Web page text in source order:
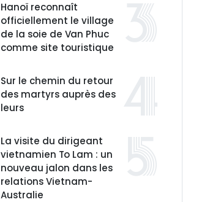
Hanoï reconnaît
officiellement le village
de la soie de Van Phuc
comme site touristique
Sur le chemin du retour
des martyrs auprès des
leurs
La visite du dirigeant
vietnamien To Lam : un
nouveau jalon dans les
relations Vietnam-
Australie